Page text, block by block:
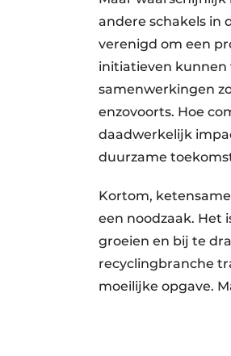
andere schakels in
verenigd om een
initiatieven kunnen
samenwerkingen
enzovoorts. Hoe
daadwerkelijk
duurzame
Kortom,
een noodzaak. Het
groeien en bij te
recyclingbranche
moeilijke opgave.